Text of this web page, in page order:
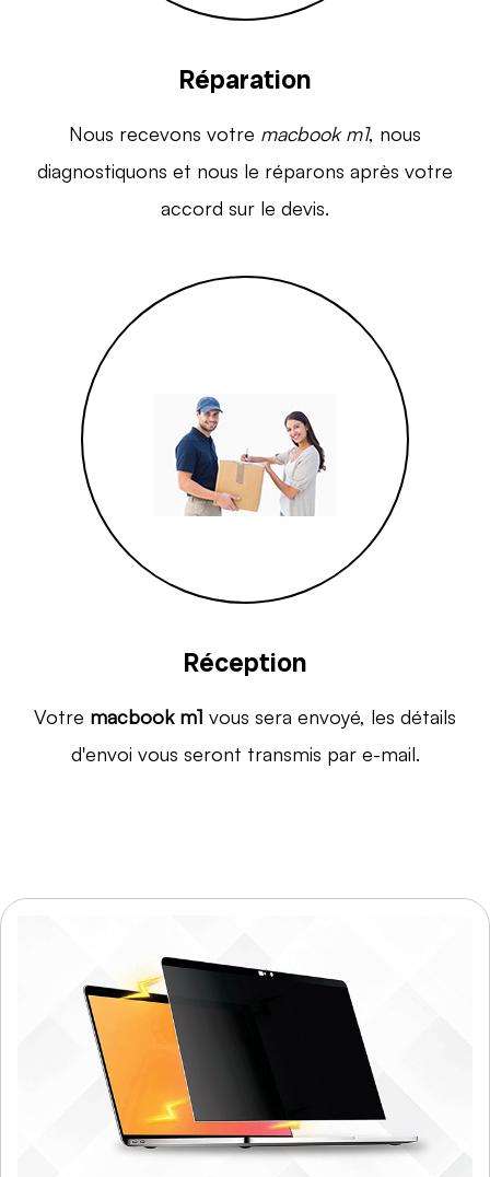
Réparation
Nous recevons votre macbook m1, nous
diagnostiquons et nous le réparons après votre
accord sur le devis.
Réception
Votre macbook m1 vous sera envoyé, les détails
d'envoi vous seront transmis par e-mail.